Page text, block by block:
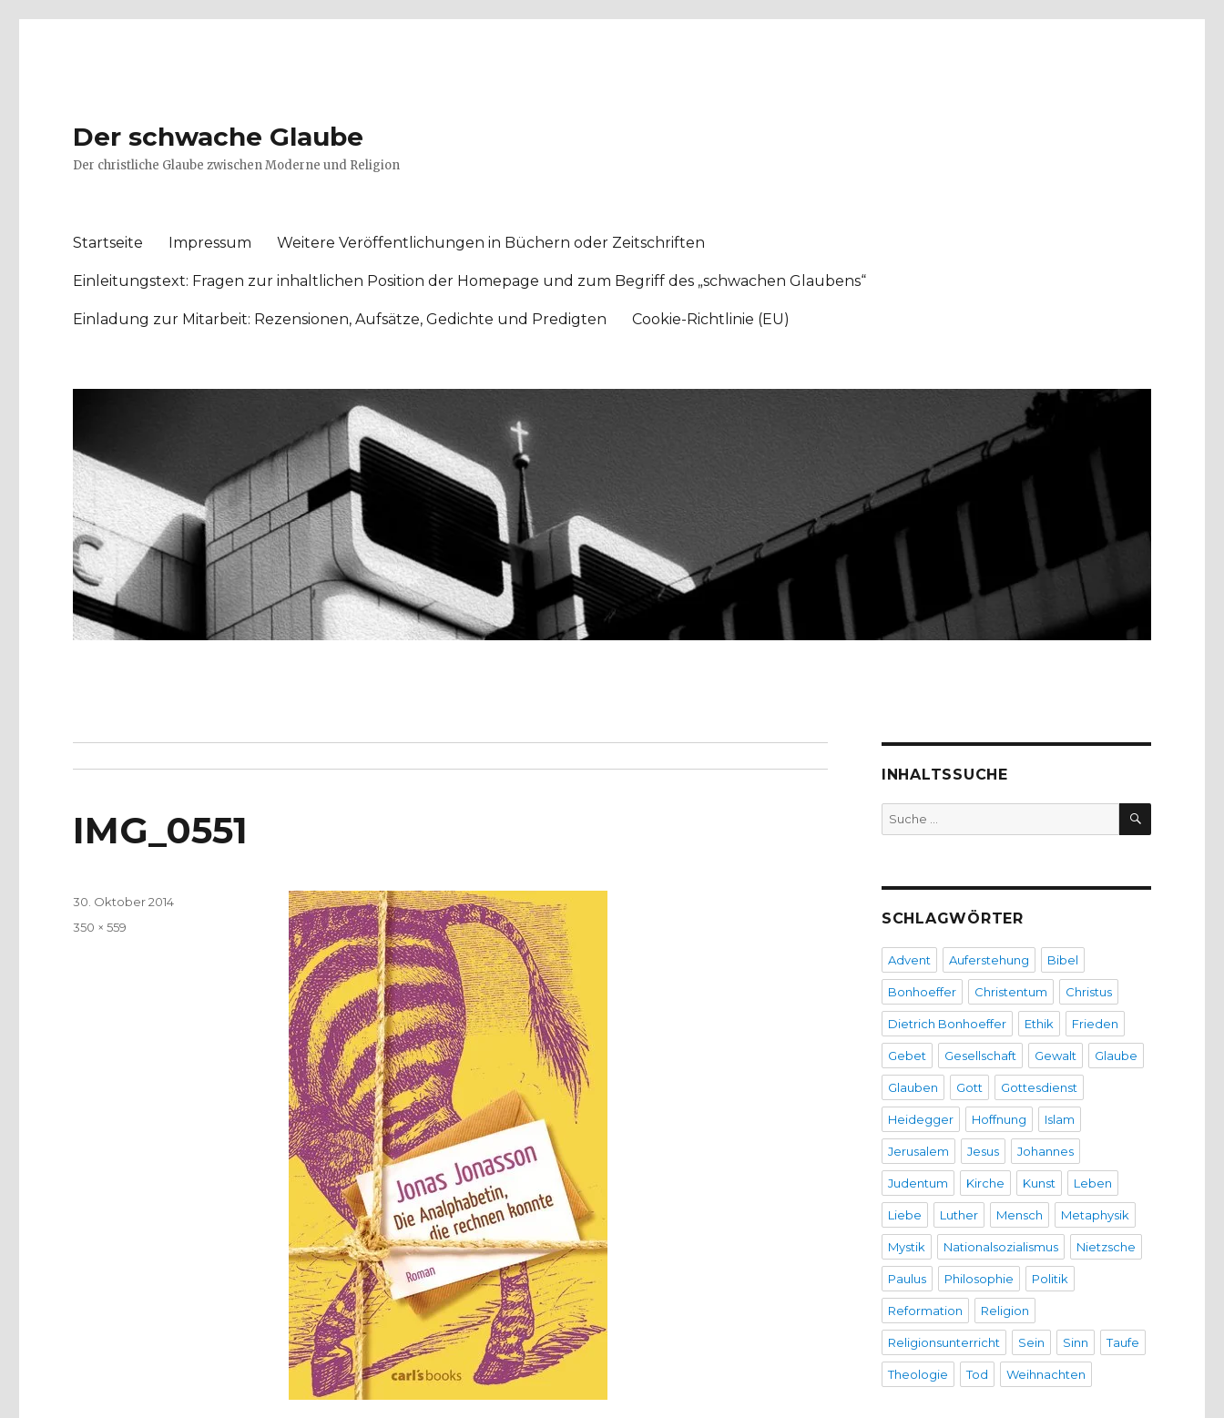
Der schwache Glaube
Der christliche Glaube zwischen Moderne und Religion
Startseite Impressum Weitere Veröffentlichungen in Büchern oder Zeitschriften
Einleitungstext: Fragen zur inhaltlichen Position der Homepage und zum Begriff des „schwachen Glaubens“
Einladung zur Mitarbeit: Rezensionen, Aufsätze, Gedichte und Predigten Cookie-Richtlinie (EU)
IMG_0551
Veröffentlicht
30. Oktober 2014
Volle
350 × 559
INHALTSSUCHE
Suche
nach:
SUCHEN
SCHLAGWÖRTER
Advent Auferstehung Bibel
Bonhoeffer Christentum Christus
Dietrich Bonhoeffer Ethik Frieden
Gebet Gesellschaft Gewalt Glaube
Glauben Gott Gottesdienst
Heidegger Hoffnung Islam
Jerusalem Jesus Johannes
Judentum Kirche Kunst Leben
Liebe Luther Mensch Metaphysik
Mystik Nationalsozialismus Nietzsche
Paulus Philosophie Politik
Reformation Religion
Religionsunterricht Sein Sinn Taufe
Theologie Tod Weihnachten